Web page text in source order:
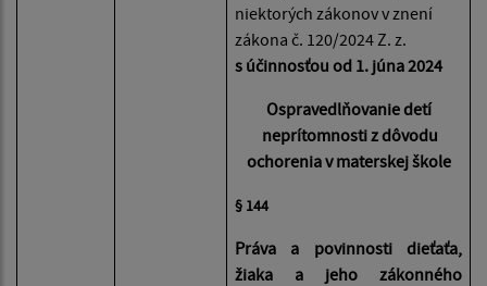
niektorých zákonov v znení
zákona č. 120/2024 Z. z.
s účinnosťou od 1. júna 2024
Ospravedlňovanie detí
neprítomnosti z dôvodu
ochorenia v materskej škole
§ 144
Práva a povinnosti dieťaťa,
žiaka a jeho zákonného